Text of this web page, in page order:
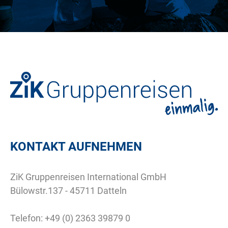
KONTAKT AUFNEHMEN
ZiK Gruppenreisen International GmbH
Bülowstr.137 - 45711 Datteln
Telefon: +49 (0) 2363 39879 0